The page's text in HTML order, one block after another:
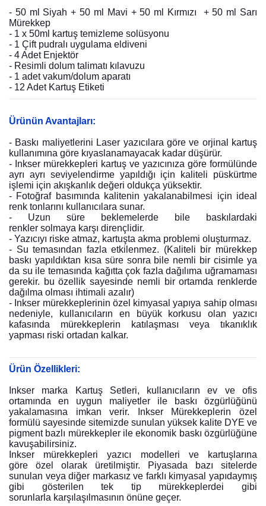
- 50 ml Siyah + 50 ml Mavi + 50 ml Kırmızı + 50 ml Sarı
Mürekkep
- 1 x 50ml kartuş temizleme solüsyonu
- 1 Çift pudralı uygulama eldiveni
- 4 Adet Enjektör
- Resimli dolum talimatı kılavuzu
- 1 adet vakum/dolum aparatı
- 12 Adet Kartuş Etiketi
Ürünün Avantajları:
- Baskı maliyetlerini Laser yazıcılara göre ve orjinal kartuş
kullanımına göre kıyaslanamayacak kadar düşürür.
- Inkser mürekkepleri kartuş ve yazıcınıza göre formülünde
ayrı ayrı seviyelendirme yapıldığı için kaliteli püskürtme
işlemi için akışkanlık değeri oldukça yüksektir.
- Fotoğraf basımında kalitenin yakalanabilmesi için ideal
renk tonlarını kullanıcılara sunar.
- Uzun süre beklemelerde bile baskılardaki
renkler solmaya karşı dirençlidir.
- Yazıcıyı riske atmaz, kartuşta akma problemi oluşturmaz.
- Su temasından fazla etkilenmez. (Kaliteli bir mürekkep
baskı yapıldıktan kısa süre sonra bile nemli bir cisimle ya
da su ile temasında kağıtta çok fazla dağılıma uğramaması
gerekir. bu özellik sayesinde nemli bir ortamda renklerde
dağılma olması ihtimali azalır)
- Inkser mürekkeplerinin özel kimyasal yapıya sahip olması
nedeniyle, kullanıcıların en büyük korkusu olan yazıcı
kafasında mürekkeplerin katılaşması veya tıkanıklık
yapması riski ortadan kalkar.
Ürün Özellikleri:
Inkser marka Kartuş Setleri, kullanıcıların ev ve ofis
ortamında en uygun maliyetler ile baskı özgürlüğünü
yakalamasına imkan verir. Inkser Mürekkeplerin özel
formülü sayesinde sitemizde sunulan yüksek kalite DYE ve
pigment bazlı mürekkepler ile ekonomik baskı özgürlüğüne
kavuşabilirsiniz.
Inkser mürekkepleri yazıcı modelleri ve kartuşlarına
göre özel olarak üretilmiştir. Piyasada bazı sitelerde
sunulan veya diğer markasız ve farklı kimyasal yapıdaymış
gibi gösterilen tek tip mürekkeplerdei gibi
sorunlarla karşılaşılmasının önüne geçer.